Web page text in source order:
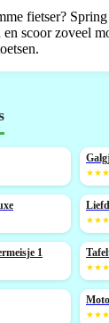
fietser?
en scoor zoveel
1